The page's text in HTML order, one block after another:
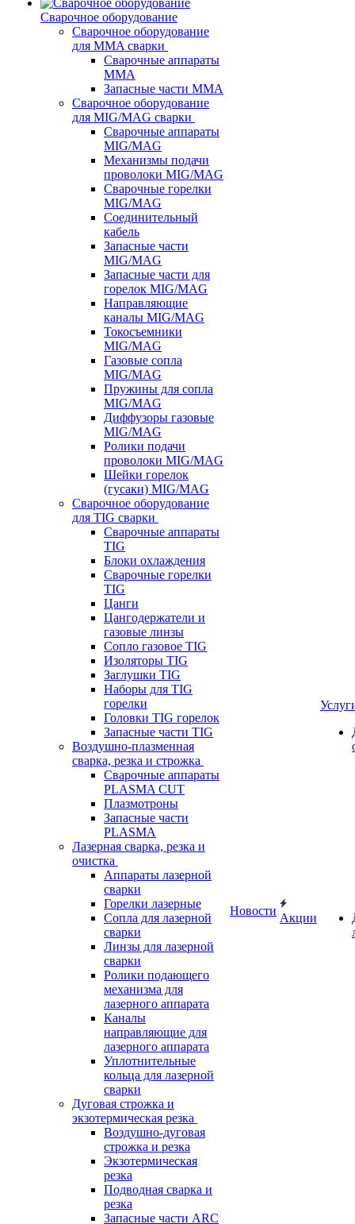
Сварочное оборудование
Сварочное оборудование
для MMA сварки
Сварочные аппараты
MMA
Запасные части MMA
Сварочное оборудование
для MIG/MAG сварки
Сварочные аппараты
MIG/MAG
Механизмы подачи
проволоки MIG/MAG
Сварочные горелки
MIG/MAG
Соединительный
кабель
Запасные части
MIG/MAG
Запасные части для
горелок MIG/MAG
Направляющие
каналы MIG/MAG
Токосъемники
MIG/MAG
Газовые сопла
MIG/MAG
Пружины для сопла
MIG/MAG
Диффузоры газовые
MIG/MAG
Ролики подачи
проволоки MIG/MAG
Шейки горелок
(гусаки) MIG/MAG
Сварочное оборудование
для TIG сварки
Сварочные аппараты
TIG
Блоки охлаждения
Сварочные горелки
TIG
Цанги
Цангодержатели и
газовые линзы
Сопло газовое TIG
Изоляторы TIG
Заглушки TIG
Наборы для TIG
горелки
Головки TIG горелок
Запасные части TIG
Воздушно-плазменная
сварка, резка и строжка
Сварочные аппараты
PLASMA CUT
Плазмотроны
Запасные части
PLASMA
Лазерная сварка, резка и
очистка
Аппараты лазерной
сварки
Горелки лазерные
Сопла для лазерной
сварки
Линзы для лазерной
сварки
Ролики подающего
механизма для
лазерного аппарата
Каналы
направляющие для
лазерного аппарата
Уплотнительные
кольца для лазерной
сварки
Дуговая строжка и
экзотермическая резка
Воздушно-дуговая
строжка и резка
Экзотермическая
резка
Подводная сварка и
резка
Запасные части ARC
Новости
Акции